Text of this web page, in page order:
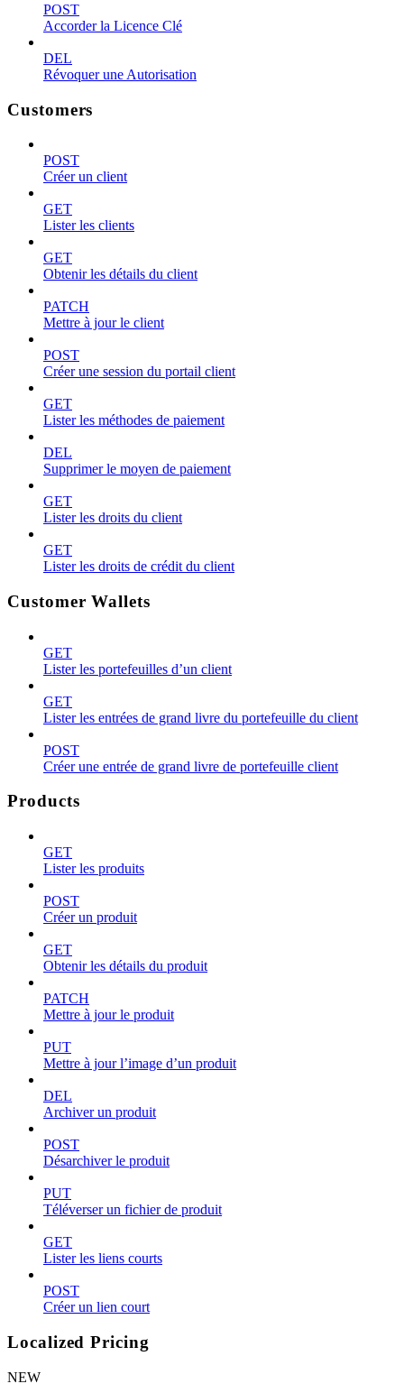
POST
Accorder la Licence Clé
DEL
Révoquer une Autorisation
Customers
POST
Créer un client
GET
Lister les clients
GET
Obtenir les détails du client
PATCH
Mettre à jour le client
POST
Créer une session du portail client
GET
Lister les méthodes de paiement
DEL
Supprimer le moyen de paiement
GET
Lister les droits du client
GET
Lister les droits de crédit du client
Customer Wallets
GET
Lister les portefeuilles d’un client
GET
Lister les entrées de grand livre du portefeuille du client
POST
Créer une entrée de grand livre de portefeuille client
Products
GET
Lister les produits
POST
Créer un produit
GET
Obtenir les détails du produit
PATCH
Mettre à jour le produit
PUT
Mettre à jour l’image d’un produit
DEL
Archiver un produit
POST
Désarchiver le produit
PUT
Téléverser un fichier de produit
GET
Lister les liens courts
POST
Créer un lien court
Localized Pricing
NEW